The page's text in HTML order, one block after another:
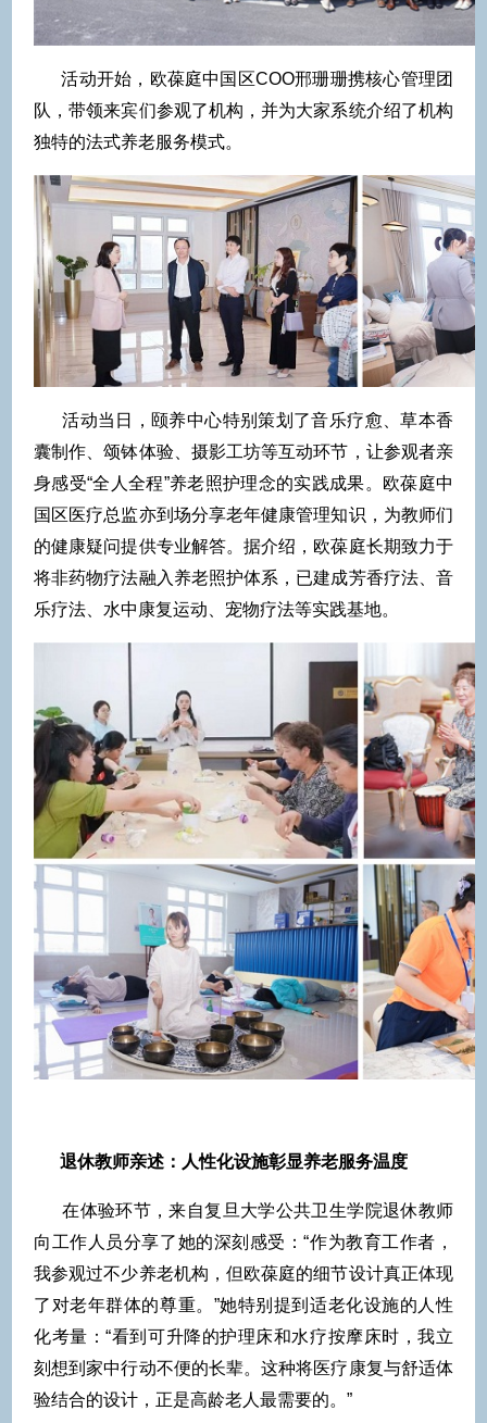
活动开始，欧葆庭中国区COO邢珊珊携核心管理团
队，带领来宾们参观了机构，并为大家系统介绍了机构
独特的法式养老服务模式。
活动当日，颐养中心特别策划了音乐疗愈、草本香
囊制作、颂钵体验、摄影工坊等互动环节，让参观者亲
身感受“全人全程”养老照护理念的实践成果。欧葆庭中
国区医疗总监亦到场分享老年健康管理知识，为教师们
的健康疑问提供专业解答。据介绍，欧葆庭长期致力于
将非药物疗法融入养老照护体系，已建成芳香疗法、音
乐疗法、水中康复运动、宠物疗法等实践基地。
退休教师亲述：人性化设施彰显养老服务温度
在体验环节，来自复旦大学公共卫生学院退休教师
向工作人员分享了她的深刻感受：“作为教育工作者，
我参观过不少养老机构，但欧葆庭的细节设计真正体现
了对老年群体的尊重。”她特别提到适老化设施的人性
化考量：“看到可升降的护理床和水疗按摩床时，我立
刻想到家中行动不便的长辈。这种将医疗康复与舒适体
验结合的设计，正是高龄老人最需要的。”